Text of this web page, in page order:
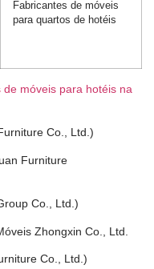
Fabricantes de móveis
para quartos de hotéis
móveis para hotéis na
Co., Ltd.)
Furniture
Co., Ltd.)
Zhongxin Co., Ltd.
Co., Ltd.)